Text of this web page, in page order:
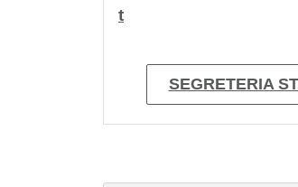
t
SEGRETERIA